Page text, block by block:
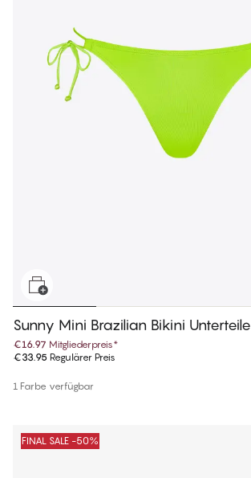
Sunny Mini Brazilian Bikini Unterteile
€16.97 Mitgliederpreis*
€33.95 Regulärer Preis
1 Farbe verfügbar
FINAL SALE -50%